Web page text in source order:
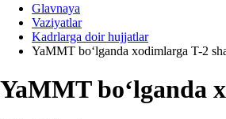
Glavnaya
Vaziyatlar
Kadrlarga doir hujjatlar
YaMMT boʻlganda хodimlarga T-2
YaMMT boʻlganda